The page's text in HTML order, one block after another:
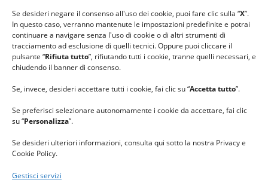
Se desideri negare il consenso all'uso dei cookie, puoi fare clic sulla “X”.
In questo caso, verranno mantenute le impostazioni predefinite e potrai
continuare a navigare senza l'uso di cookie o di altri strumenti di
tracciamento ad esclusione di quelli tecnici. Oppure puoi cliccare il
pulsante “Rifiuta tutto”, rifiutando tutti i cookie, tranne quelli necessari, e
chiudendo il banner di consenso.
Se, invece, desideri accettare tutti i cookie, fai clic su “Accetta tutto”.
Se preferisci selezionare autonomamente i cookie da accettare, fai clic
su “Personalizza”.
Se desideri ulteriori informazioni, consulta qui sotto la nostra Privacy e
Cookie Policy.
Gestisci servizi
#ilcaloredellempatia